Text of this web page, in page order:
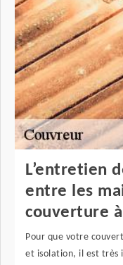
L’entretien
entre les
couverture
Pour que votre
et isolation, il est très